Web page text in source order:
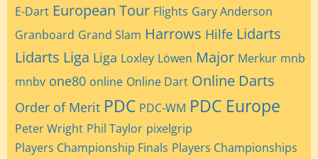
E-Dart European Tour Flights Gary Anderson
Granboard Grand Slam Harrows Hilfe Lidarts
Lidarts Liga Liga Loxley Löwen Major Merkur mnb
mnbv one80 online Online Dart Online Darts
Order of Merit PDC PDC-WM PDC Europe
Peter Wright Phil Taylor pixelgrip
Players Championship Finals Players Championships